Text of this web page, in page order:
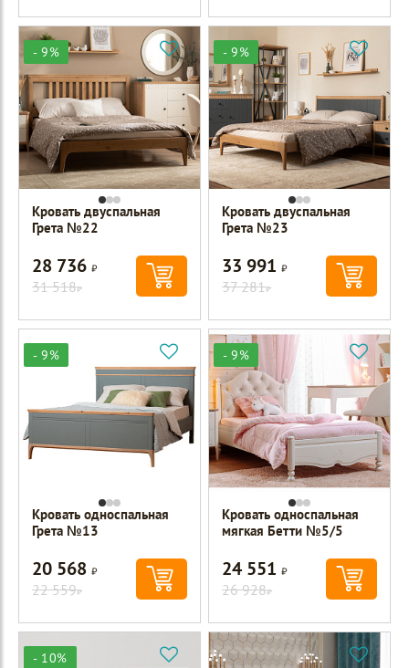
- 9%
Кровать двуспальная
Грета №22
28 736Р
31 518Р
- 9%
Кровать двуспальная
Грета №23
33 991Р
37 281Р
- 9%
Кровать односпальная
Грета №13
20 568Р
22 559Р
- 9%
Кровать односпальная
мягкая Бетти №5/5
24 551Р
26 928Р
- 10%